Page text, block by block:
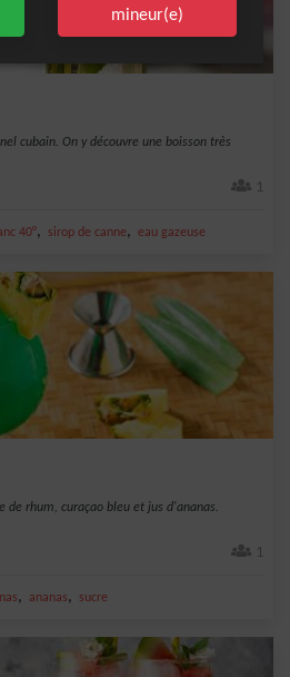
cubain. On y découvre une boisson très
1
40°, sirop de canne, eau gazeuse
de rhum, curaçao bleu et jus d'ananas.
1
, ananas, sucre
mineur(e)